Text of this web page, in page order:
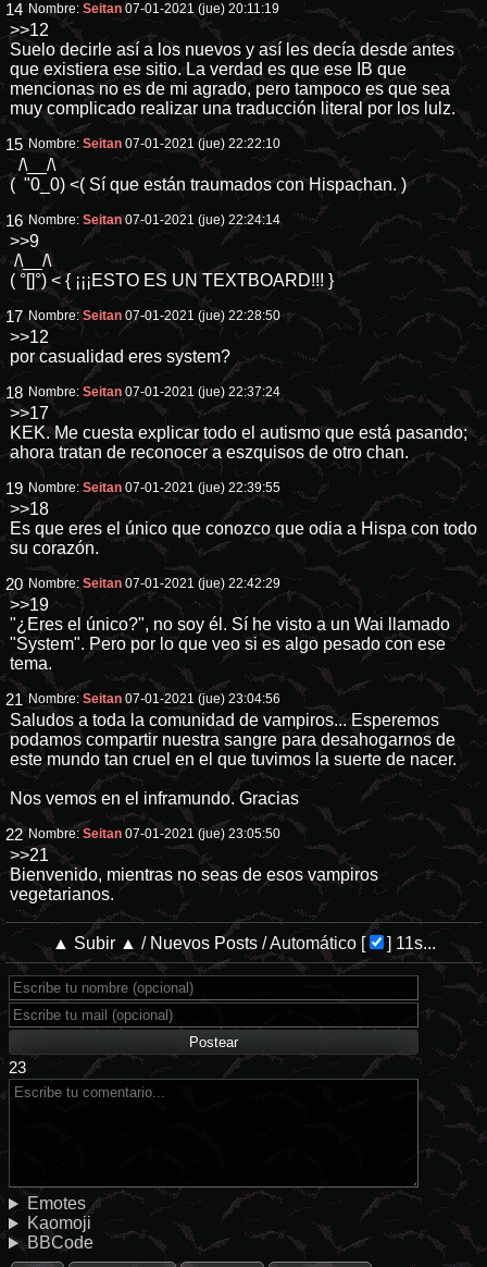
14 Nombre:Seitan 07-01-2021 (jue) 20:11:19
>>12
Suelo decirle así a los nuevos y así les decía desde antes
que existiera ese sitio. La verdad es que ese IB que
mencionas no es de mi agrado, pero tampoco es que sea
muy complicado realizar una traducción literal por los lulz.
15 Nombre:Seitan 07-01-2021 (jue) 22:22:10
/\__/\
( "0_0) <( Sí que están traumados con Hispachan. )
16 Nombre:Seitan 07-01-2021 (jue) 22:24:14
>>9
/\__/\
( °[]°) < { ¡¡¡ESTO ES UN TEXTBOARD!!! }
17 Nombre:Seitan 07-01-2021 (jue) 22:28:50
>>12
por casualidad eres system?
18 Nombre:Seitan 07-01-2021 (jue) 22:37:24
>>17
KEK. Me cuesta explicar todo el autismo que está pasando;
ahora tratan de reconocer a eszquisos de otro chan.
19 Nombre:Seitan 07-01-2021 (jue) 22:39:55
>>18
Es que eres el único que conozco que odia a Hispa con todo
su corazón.
20 Nombre:Seitan 07-01-2021 (jue) 22:42:29
>>19
"¿Eres el único?", no soy él. Sí he visto a un Wai llamado
"System". Pero por lo que veo si es algo pesado con ese
tema.
21 Nombre:Seitan 07-01-2021 (jue) 23:04:56
Saludos a toda la comunidad de vampiros... Esperemos
podamos compartir nuestra sangre para desahogarnos de
este mundo tan cruel en el que tuvimos la suerte de nacer.
Nos vemos en el inframundo. Gracias
22 Nombre:Seitan 07-01-2021 (jue) 23:05:50
>>21
Bienvenido, mientras no seas de esos vampiros
vegetarianos.
▲ Subir ▲ / Nuevos Posts/Automático[ ] 11s...
23
Emotes
Kaomoji
BBCode